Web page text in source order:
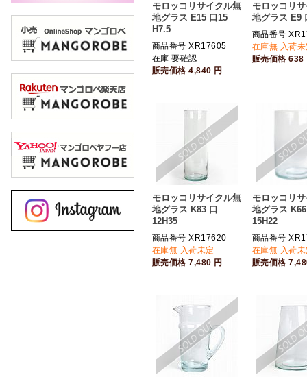
モロッコリサイクル無
地グラス E15 口15
H7.5
商品番号 XR17605
在庫 要確認
販売価格4,840 円
モロッコリ
地グラス E9
商品番号
在庫無 入荷
販売価格638
モロッコリサイクル無
地グラス K83 口
12H35
商品番号 XR17620
在庫無 入荷未定
販売価格7,480 円
モロッコリ
地グラス
15H22
商品番号
在庫無 入荷
販売価格